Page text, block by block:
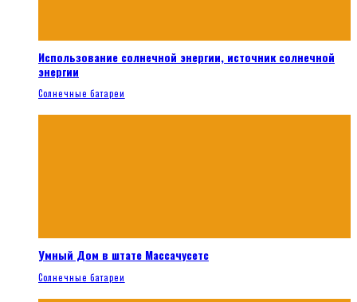
Использование солнечной энергии, источник солнечной
энергии
Солнечные батареи
Умный Дом в штате Массачусетс
Солнечные батареи